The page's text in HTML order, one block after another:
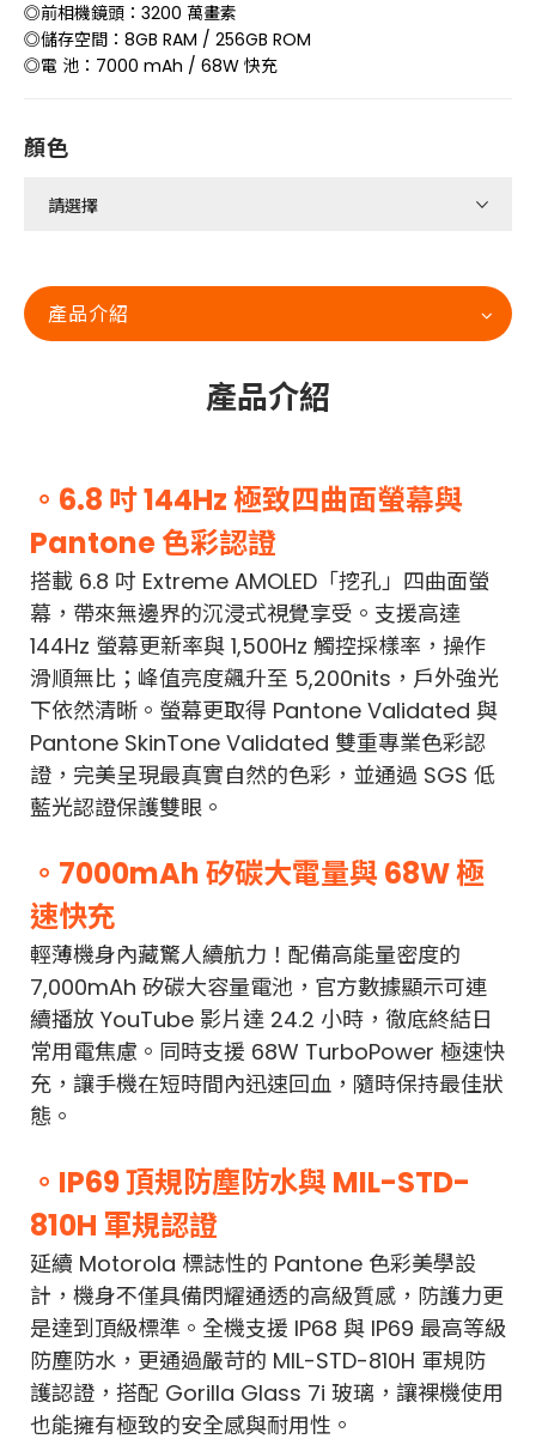
◎前相機鏡頭：3200 萬畫素
◎儲存空間：8GB RAM / 256GB ROM
◎電 池：7000 mAh / 68W 快充
顏色
產品介紹
產品介紹
。6.8 吋 144Hz 極致四曲面螢幕與
Pantone 色彩認證
搭載 6.8 吋 Extreme AMOLED「挖孔」四曲面螢
幕，帶來無邊界的沉浸式視覺享受。支援高達
144Hz 螢幕更新率與 1,500Hz 觸控採樣率，操作
滑順無比；峰值亮度飆升至 5,200nits，戶外強光
下依然清晰。螢幕更取得 Pantone Validated 與
Pantone SkinTone Validated 雙重專業色彩認
證，完美呈現最真實自然的色彩，並通過 SGS 低
藍光認證保護雙眼。
。7000mAh 矽碳大電量與 68W 極
速快充
輕薄機身內藏驚人續航力！配備高能量密度的
7,000mAh 矽碳大容量電池，官方數據顯示可連
續播放 YouTube 影片達 24.2 小時，徹底終結日
常用電焦慮。同時支援 68W TurboPower 極速快
充，讓手機在短時間內迅速回血，隨時保持最佳狀
態。
。IP69 頂規防塵防水與 MIL-STD-
810H 軍規認證
延續 Motorola 標誌性的 Pantone 色彩美學設
計，機身不僅具備閃耀通透的高級質感，防護力更
是達到頂級標準。全機支援 IP68 與 IP69 最高等級
防塵防水，更通過嚴苛的 MIL-STD-810H 軍規防
護認證，搭配 Gorilla Glass 7i 玻璃，讓裸機使用
也能擁有極致的安全感與耐用性。